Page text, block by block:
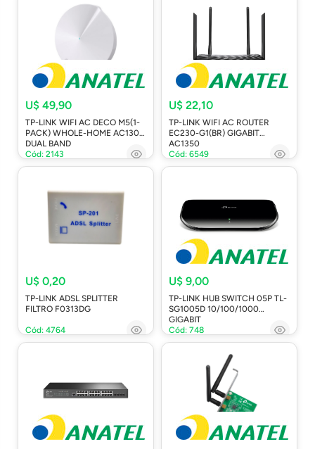
U$ 49,90
TP-LINK WIFI AC DECO M5(1-
PACK) WHOLE-HOME AC1300
DUAL BAND
Cód: 2143
U$ 22,10
TP-LINK WIFI AC ROUTER
EC230-G1(BR) GIGABIT
AC1350
Cód: 6549
U$ 0,20
TP-LINK ADSL SPLITTER
FILTRO F0313DG
Cód: 4764
U$ 9,00
TP-LINK HUB SWITCH 05P TL-
SG1005D 10/100/1000
GIGABIT
Cód: 748